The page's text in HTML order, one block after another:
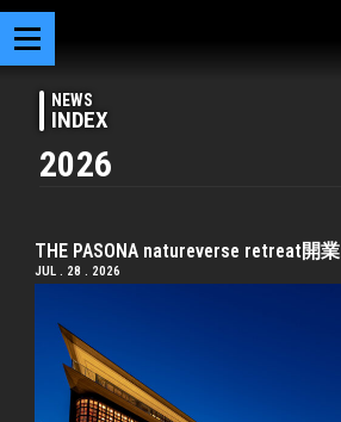
NEWS
INDEX
2026
THE PASONA natureverse retreat開業
JUL . 28 . 2026